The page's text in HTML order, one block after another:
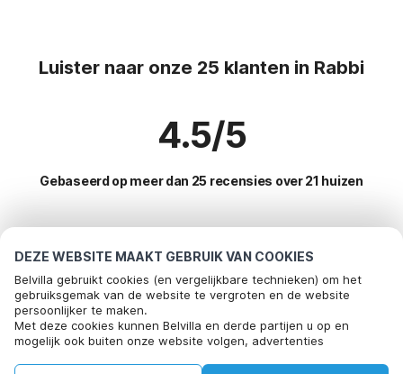
DEZE WEBSITE MAAKT GEBRUIK VAN COOKIES
Belvilla gebruikt cookies (en vergelijkbare technieken) om het
gebruiksgemak van de website te vergroten en de website
persoonlijker te maken.
Met deze cookies kunnen Belvilla en derde partijen u op en
mogelijk ook buiten onze website volgen, advertenties
Luister naar onze 25 klanten in Rabbi
4.5/5
Gebaseerd op meer dan 25 recensies over 21 huizen
Meest populaire bestemmingen voor
vakantie
Top steden met top voorzieningen voor vakantie
Vakantiehuis aan het meer val-maria-pur
Vakantiehuis aan het meer pieve-di-ledro
Populaire voorzieningen voor vakantie in Rabbi
Bel om te boeken